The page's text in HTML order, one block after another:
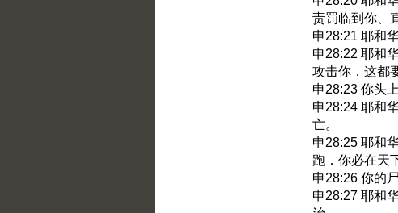
责罚临到你、
申28:21 耶和
申28:22 耶和
攻击你．这都
申28:23 你头
申28:24 耶和
亡。
申28:25 耶和
跑．你必在天
申28:26 你的
申28:27 耶和